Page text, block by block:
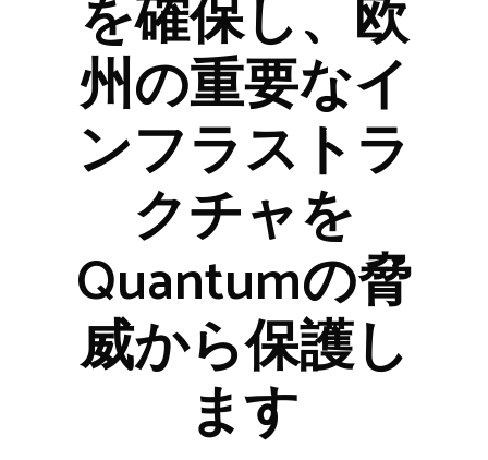
を確保し、欧
州の重要なイ
ンフラストラ
クチャを
Quantumの脅
威から保護し
ます